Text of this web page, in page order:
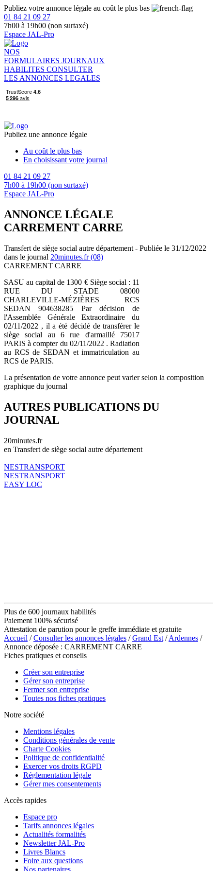
Publiez votre annonce légale au coût le plus bas
01 84 21 09 27
7h00 à 19h00 (non surtaxé)
Espace JAL-Pro
NOS
FORMULAIRES JOURNAUX
HABILITES CONSULTER
LES ANNONCES LEGALES
Publiez une annonce légale
Au coût le plus bas
En choisissant votre journal
01 84 21 09 27
7h00 à 19h00 (non surtaxé)
Espace JAL-Pro
ANNONCE LÉGALE
CARREMENT CARRE
Transfert de siège social autre département - Publiée le 31/12/2022
dans le journal 20minutes.fr (08)
CARREMENT CARRE
SASU au capital de 1300 € Siège social : 11
RUE DU STADE 08000
CHARLEVILLE-MÉZIÈRES RCS
SEDAN 904638285 Par décision de
l'Assemblée Générale Extraordinaire du
02/11/2022 , il a été décidé de transférer le
siège social au 6 rue d'armaillé 75017
PARIS à compter du 02/11/2022 . Radiation
au RCS de SEDAN et immatriculation au
RCS de PARIS.
La présentation de votre annonce peut varier selon la composition
graphique du journal
AUTRES PUBLICATIONS DU
JOURNAL
20minutes.fr
en Transfert de siège social autre département
NESTRANSPORT
NESTRANSPORT
EASY LOC
Plus de 600 journaux habilités
Paiement 100% sécurisé
Attestation de parution pour le greffe immédiate et gratuite
Accueil /Consulter les annonces légales /Grand Est /Ardennes /
Annonce déposée : CARREMENT CARRE
Fiches pratiques et conseils
Créer son entreprise
Gérer son entreprise
Fermer son entreprise
Toutes nos fiches pratiques
Notre société
Mentions légales
Conditions générales de vente
Charte Cookies
Politique de confidentialité
Exercer vos droits RGPD
Réglementation légale
Gérer mes consentements
Accès rapides
Espace pro
Tarifs annonces légales
Actualités formalités
Newsletter JAL-Pro
Livres Blancs
Foire aux questions
Nos partenaires